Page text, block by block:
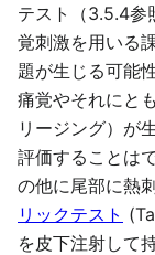
テスト（3.5.4参
覚刺激を用いる
題が生じる可能
痛覚やそれにと
リージング）が
評価することは
の他に尾部に熱
リックテスト
を皮下注射して